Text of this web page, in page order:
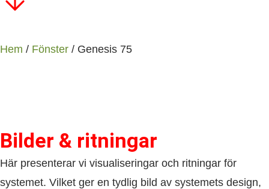
Hem / Fönster / Genesis 75
Bilder & ritningar
Här presenterar vi visualiseringar och ritningar för
systemet. Vilket ger en tydlig bild av systemets design,